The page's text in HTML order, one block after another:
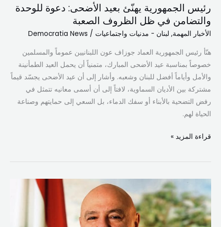
رئيس الجمهورية يهنّئ بعيد الأضحى: دعوة للوحدة
والتضامن في ظل الظروف الصعبة
الأخبار المهمة, لبنان - مدنيات واجتماعيات /
Democratia News
هنّأ رئيس الجمهورية العماد جوزاف عون اللبنانيين عموماً والمسلمين
خصوصاً بمناسبة عيد الأضحى المبارك، متمنياً أن يحمل العيد الطمأنينة
والأمل وأياماً أفضل للبنان وشعبه. وأشار إلى أن عيد الأضحى يجسّد قيماً
مشتركة بين الأديان السماوية، لافتاً إلى أن أسمى معانيه تتمثل في
رفض التضحية بالأبناء أو سفك الدماء، بل السعي إلى حمايتهم وصناعة
الحياة لهم.
الظروف
الصعبة
قراءة المزيد »
عون
يرحّب
بإعلان
تطويب